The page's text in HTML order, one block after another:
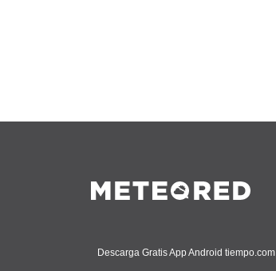
Descarga Gratis App Android tiempo.com